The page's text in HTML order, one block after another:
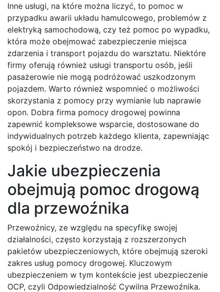
Inne usługi, na które można liczyć, to pomoc w
przypadku awarii układu hamulcowego, problemów z
elektryką samochodową, czy też pomoc po wypadku,
która może obejmować zabezpieczenie miejsca
zdarzenia i transport pojazdu do warsztatu. Niektóre
firmy oferują również usługi transportu osób, jeśli
pasażerowie nie mogą podróżować uszkodzonym
pojazdem. Warto również wspomnieć o możliwości
skorzystania z pomocy przy wymianie lub naprawie
opon. Dobra firma pomocy drogowej powinna
zapewnić kompleksowe wsparcie, dostosowane do
indywidualnych potrzeb każdego klienta, zapewniając
spokój i bezpieczeństwo na drodze.
Jakie ubezpieczenia
obejmują pomoc drogową
dla przewoźnika
Przewoźnicy, ze względu na specyfikę swojej
działalności, często korzystają z rozszerzonych
pakietów ubezpieczeniowych, które obejmują szeroki
zakres usług pomocy drogowej. Kluczowym
ubezpieczeniem w tym kontekście jest ubezpieczenie
OCP, czyli Odpowiedzialność Cywilna Przewoźnika.